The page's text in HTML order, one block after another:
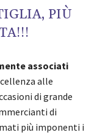
PIÙ
associati
alle
di grande
di
più imponenti i